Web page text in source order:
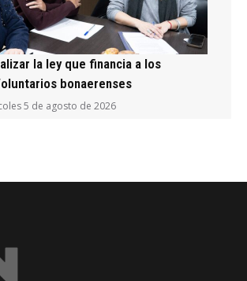
la ley que financia a los
bonaerenses
5 de agosto de 2026